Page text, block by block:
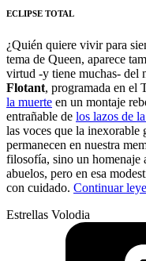
ECLIPSE TOTAL
¿Quién quiere vivir para
tema de Queen, aparece
virtud -y tiene muchas- del
Flotant, programada en el
la muerte en un montaje
entrañable de los lazos de
las voces que la inexorable
permanecen en nuestra
filosofía, sino un homenaje
abuelos, pero en esa
con cuidado. Continuar
Estrellas Volodia